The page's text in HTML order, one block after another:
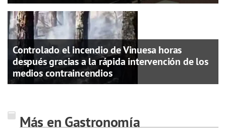
Controlado el incendio de Vinuesa horas
después gracias a la rápida intervención de los
medios contraincendios
Más en Gastronomía